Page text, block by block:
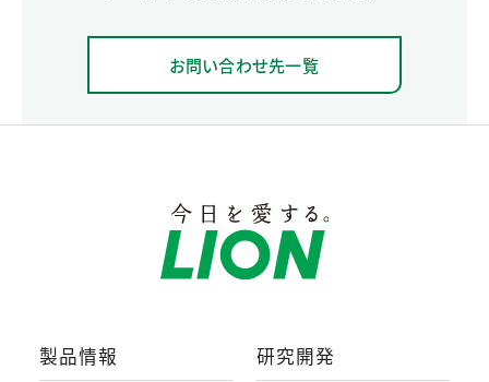
お問い合わせ先一覧
製品情報 研究開発